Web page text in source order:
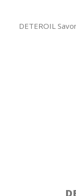
DETEROIL